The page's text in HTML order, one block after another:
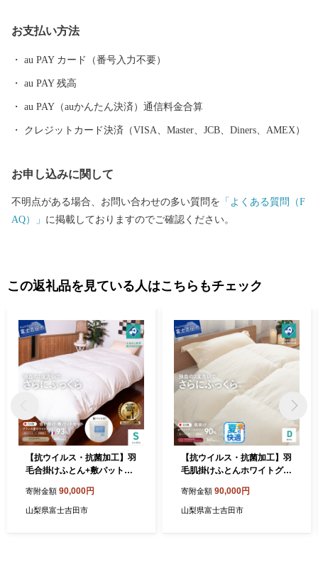
お支払い方法
au PAY カード（番号入力不要）
au PAY 残高
au PAY（auかんたん決済）通信料金合算
クレジットカード決済（VISA、Master、JCB、Diners、AMEX）
お申し込みに関して
不明点がある場合、お問い合わせの多い質問を 「よくある質問（F
AQ）」 に掲載しておりますのでご確認ください。
この返礼品を見ている人はこちらもチェック
【抗ウイルス・抗菌加工】羽
毛合掛けふとん+敷パットセ
年】
寄附金額 90,000円
山梨県富士吉田市
【抗ウイルス・抗菌加工】羽
毛肌掛けふとんホワイトグー
年】
寄附金額 90,000円
山梨県富士吉田市